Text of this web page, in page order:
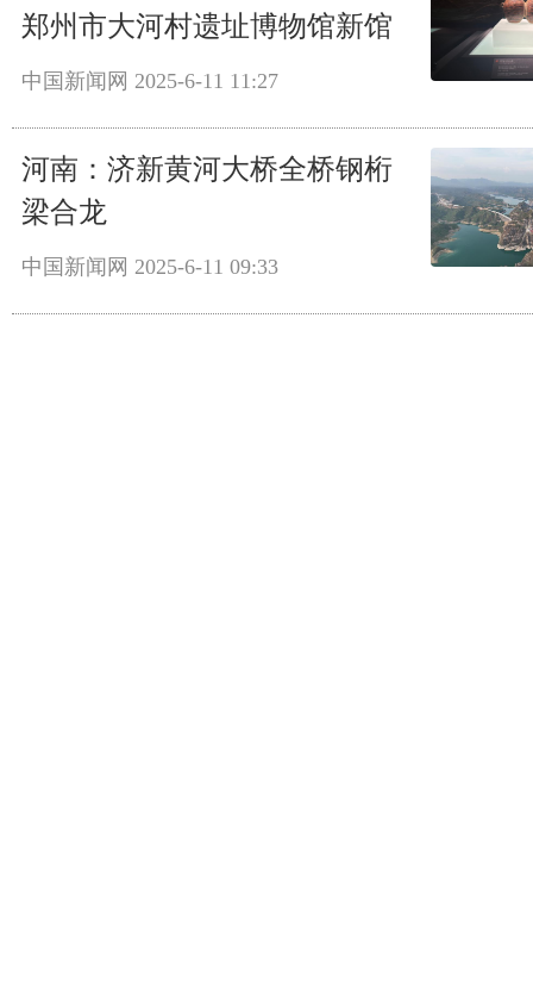
郑州市大河村遗址博物馆新馆
中国新闻网 2025-6-11 11:27
河南：济新黄河大桥全桥钢桁
梁合龙
中国新闻网 2025-6-11 09:33